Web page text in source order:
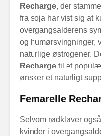
Recharge, der
fra soja har vist sig at
overgangsalderens
og humørsvingninger,
naturlige østrogener.
Recharge til et
ønsker et naturligt
Femarelle
Selvom rødkløver
kvinder i